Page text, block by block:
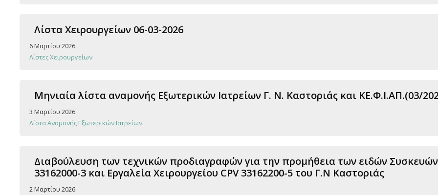
Λίστα Χειρουργείων 06-03-2026
6 Μαρτίου 2026
Λίστες Χειρουργείων
Μηνιαία λίστα αναμονής Εξωτερικών Ιατρείων Γ. Ν. Καστοριάς και ΚΕ.Φ.Ι.ΑΠ.(03/
3 Μαρτίου 2026
Λίστα Αναμονής Εξωτερικών Ιατρείων
Διαβούλευση των τεχνικών προδιαγραφών για την προμήθεια των ειδών Συσκευών
33162000-3 και Εργαλεία Χειρουργείου CPV 33162200-5 του Γ.Ν Καστοριάς
2 Μαρτίου 2026